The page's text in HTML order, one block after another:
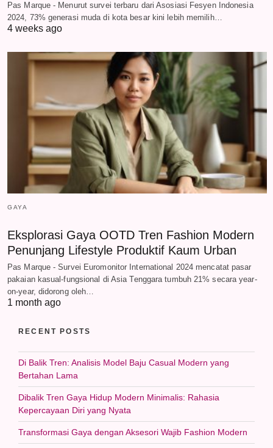
Pas Marque - Menurut survei terbaru dari Asosiasi Fesyen Indonesia
2024, 73% generasi muda di kota besar kini lebih memilih…
4 weeks ago
GAYA
Eksplorasi Gaya OOTD Tren Fashion Modern
Penunjang Lifestyle Produktif Kaum Urban
Pas Marque - Survei Euromonitor International 2024 mencatat pasar
pakaian kasual-fungsional di Asia Tenggara tumbuh 21% secara year-
on-year, didorong oleh…
1 month ago
RECENT POSTS
Di Balik Tren: Analisis Model Baju Casual Modern yang
Bertahan Lama
Dibalik Tren Gaya Hidup Modern Minimalis: Rahasia
Kepercayaan Diri yang Nyata
Transformasi Gaya dengan Aksesori Wajib Fashion Modern